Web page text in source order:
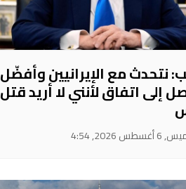
نتحدث مع الإيرانيين وأفضّل
إلى اتفاق لأنني لا أريد قتل
2026, 4:54